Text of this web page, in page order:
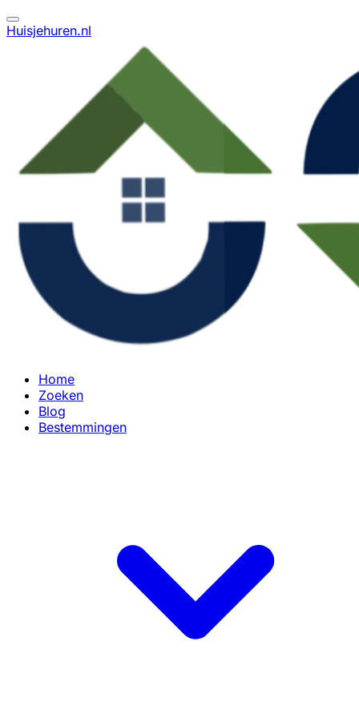
Huisjehuren.nl
Home
Zoeken
Blog
Bestemmingen